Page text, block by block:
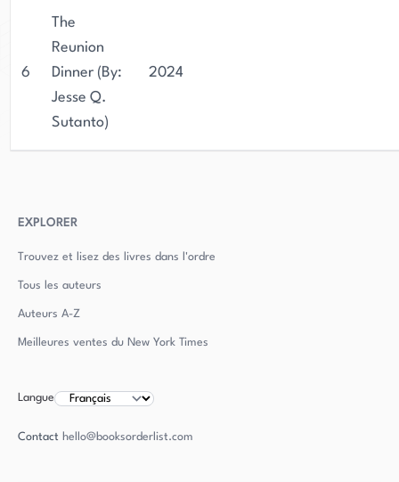
6
The
Reunion
Dinner (By:
Jesse Q.
Sutanto)
2024
EXPLORER
Trouvez et lisez des livres dans l'ordre
Tous les auteurs
Auteurs A-Z
Meilleures ventes du New York Times
Langue
Contact hello@booksorderlist.com